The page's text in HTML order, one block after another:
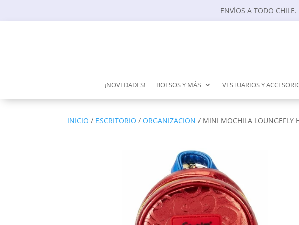
ENVÍOS A TODO
¡NOVEDADES! BOLSOS Y MÁS VESTUARIOS Y
INICIO / ESCRITORIO / ORGANIZACION / MINI MOCHILA LOUNGEFLY